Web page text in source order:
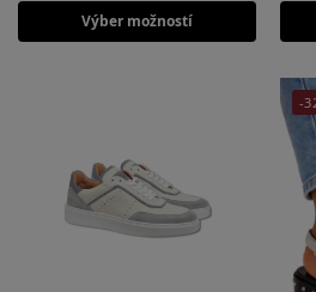
Výber možností
-